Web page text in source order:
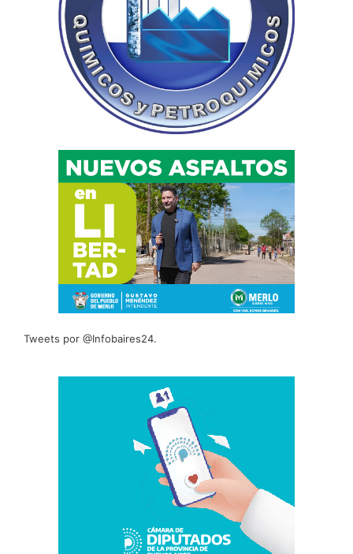
Tweets por @Infobaires24.